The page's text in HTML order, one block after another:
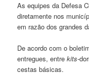
As equipes da Defesa
diretamente nos
em razão dos grandes
De acordo com o
entregues, entrekits-
cestas básicas.